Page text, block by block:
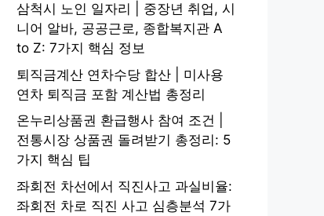
삼척시 노인 일자리 | 중장년 취업, 시
니어 알바, 공공근로, 종합복지관 A
to Z: 7가지 핵심 정보
퇴직금계산 연차수당 합산 | 미사용
연차 퇴직금 포함 계산법 총정리
온누리상품권 환급행사 참여 조건 |
전통시장 상품권 돌려받기 총정리: 5
가지 핵심 팁
좌회전 차선에서 직진사고 과실비율:
좌회전 차로 직진 사고 심층분석 7가